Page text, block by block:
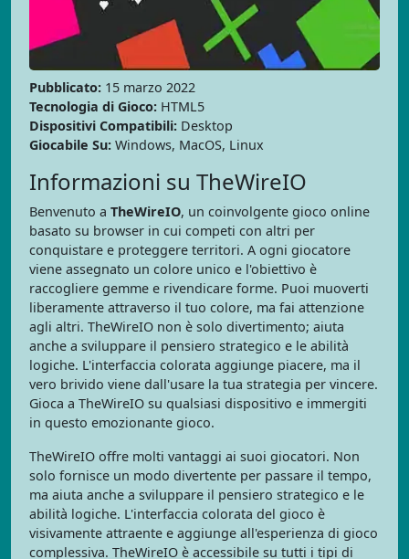
Pubblicato: 15 marzo 2022
Tecnologia di Gioco: HTML5
Dispositivi Compatibili: Desktop
Giocabile Su: Windows, MacOS, Linux
Informazioni su TheWireIO
Benvenuto a TheWireIO, un coinvolgente gioco online
basato su browser in cui competi con altri per
conquistare e proteggere territori. A ogni giocatore
viene assegnato un colore unico e l'obiettivo è
raccogliere gemme e rivendicare forme. Puoi muoverti
liberamente attraverso il tuo colore, ma fai attenzione
agli altri. TheWireIO non è solo divertimento; aiuta
anche a sviluppare il pensiero strategico e le abilità
logiche. L'interfaccia colorata aggiunge piacere, ma il
vero brivido viene dall'usare la tua strategia per vincere.
Gioca a TheWireIO su qualsiasi dispositivo e immergiti
in questo emozionante gioco.
TheWireIO offre molti vantaggi ai suoi giocatori. Non
solo fornisce un modo divertente per passare il tempo,
ma aiuta anche a sviluppare il pensiero strategico e le
abilità logiche. L'interfaccia colorata del gioco è
visivamente attraente e aggiunge all'esperienza di gioco
complessiva. TheWireIO è accessibile su tutti i tipi di